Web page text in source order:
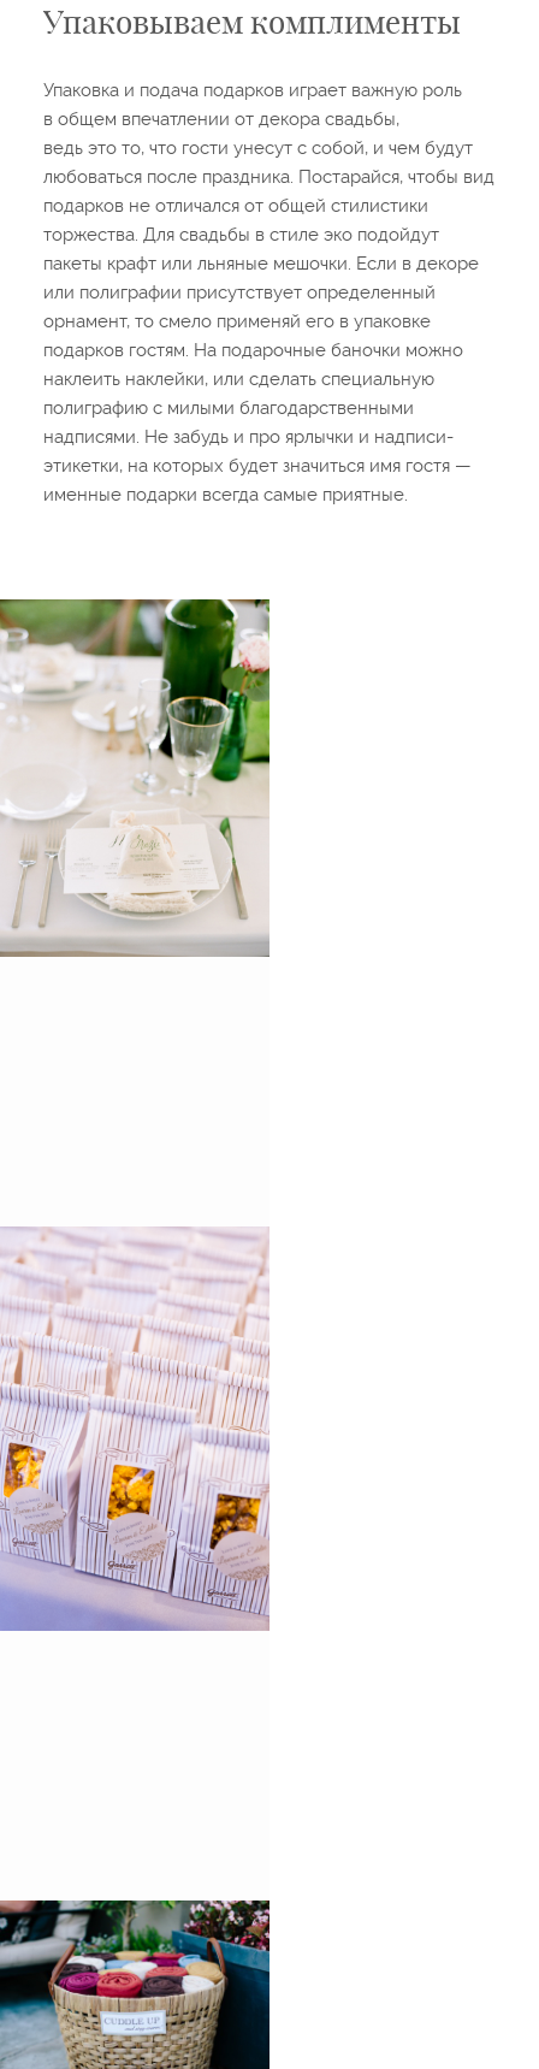
Упаковываем комплименты
Упаковка и подача подарков играет важную роль
в общем впечатлении от декора свадьбы,
ведь это то, что гости унесут с собой, и чем будут
любоваться после праздника. Постарайся, чтобы вид
подарков не отличался от общей стилистики
торжества. Для свадьбы в стиле эко подойдут
пакеты крафт или льняные мешочки. Если в декоре
или полиграфии присутствует определенный
орнамент, то смело применяй его в упаковке
подарков гостям. На подарочные баночки можно
наклеить наклейки, или сделать специальную
полиграфию с милыми благодарственными
надписями. Не забудь и про ярлычки и надписи-
этикетки, на которых будет значиться имя гостя —
именные подарки всегда самые приятные.